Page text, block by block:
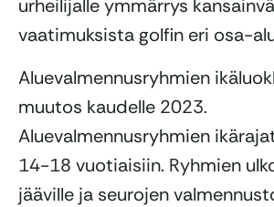
urheilijalle ymmärrys
vaatimuksista golfin eri osa-
Aluevalmennusryhmien
muutos kaudelle 2023.
Aluevalmennusryhmien
14-18 vuotiaisiin. Ryhmien
jääville ja seurojen